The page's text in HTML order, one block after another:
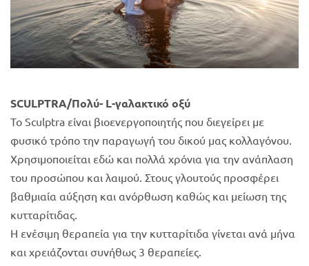
SCULPTRA/Πολύ- L-γαλακτικό οξύ
Το Sculptra είναι βιοενεργοποιητής που διεγείρει με
φυσικό τρόπο την παραγωγή του δικού μας κολλαγόνου.
Χρησιμοποιείται εδώ και πολλά χρόνια για την ανάπλαση
του προσώπου και λαιμού. Στους γλουτούς προσφέρει
βαθμιαία αύξηση και ανόρθωση καθώς και μείωση της
κυτταρίτιδας.
Η ενέσιμη θεραπεία για την κυτταρίτιδα γίνεται ανά μήνα
και χρειάζονται συνήθως 3 θεραπείες.